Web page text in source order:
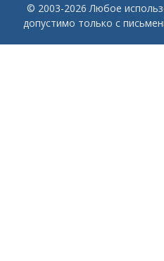
© 2003-2026 Любое
допустимо только с